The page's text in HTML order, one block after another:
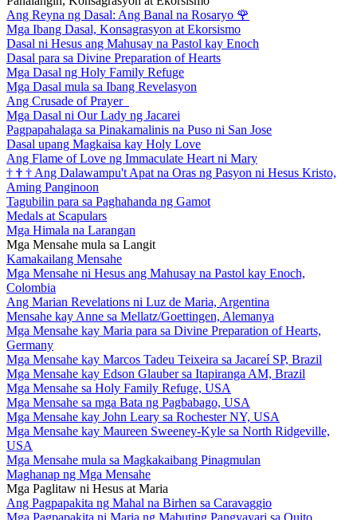
Ang Reyna ng Dasal: Ang Banal na Rosaryo 🌹
Mga Ibang Dasal, Konsagrasyon at Ekorsismo
Dasal ni Hesus ang Mahusay na Pastol kay Enoch
Dasal para sa Divine Preparation of Hearts
Mga Dasal ng Holy Family Refuge
Mga Dasal mula sa Ibang Revelasyon
Ang Crusade of Prayer
Mga Dasal ni Our Lady ng Jacarei
Pagpapahalaga sa Pinakamalinis na Puso ni San Jose
Dasal upang Magkaisa kay Holy Love
Ang Flame of Love ng Immaculate Heart ni Mary
† † † Ang Dalawampu't Apat na Oras ng Pasyon ni Hesus Kristo,
Aming Panginoon
Tagubilin para sa Paghahanda ng Gamot
Medals at Scapulars
Mga Himala na Larangan
Mga Mensahe mula sa Langit
Kamakailang Mensahe
Mga Mensahe ni Hesus ang Mahusay na Pastol kay Enoch,
Colombia
Ang Marian Revelations ni Luz de Maria, Argentina
Mensahe kay Anne sa Mellatz/Goettingen, Alemanya
Mga Mensahe kay Maria para sa Divine Preparation of Hearts,
Germany
Mga Mensahe kay Marcos Tadeu Teixeira sa Jacareí SP, Brazil
Mga Mensahe kay Edson Glauber sa Itapiranga AM, Brazil
Mga Mensahe sa Holy Family Refuge, USA
Mga Mensahe sa mga Bata ng Pagbabago, USA
Mga Mensahe kay John Leary sa Rochester NY, USA
Mga Mensahe kay Maureen Sweeney-Kyle sa North Ridgeville,
USA
Mga Mensahe mula sa Magkakaibang Pinagmulan
Maghanap ng Mga Mensahe
Mga Paglitaw ni Hesus at Maria
Ang Pagpapakita ng Mahal na Birhen sa Caravaggio
Mga Pagpapakita ni Maria ng Mabuting Pangyayari sa Quito